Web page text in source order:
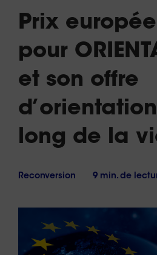
Prix
pour
et son offre
long de la
Reconversion 9 min. de